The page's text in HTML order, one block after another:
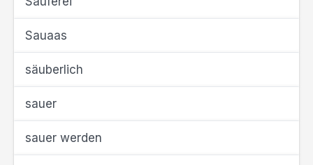
Sauaas
säuberlich
sauer
sauer werden